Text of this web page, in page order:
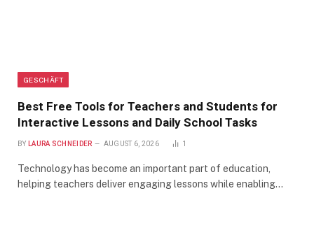
GESCHÄFT
Best Free Tools for Teachers and Students for
Interactive Lessons and Daily School Tasks
BY LAURA SCHNEIDER AUGUST 6, 2026 1
Technology has become an important part of education,
helping teachers deliver engaging lessons while enabling…